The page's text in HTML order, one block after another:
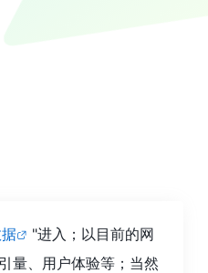
"进入；以目前的网
量、用户体验等；当然